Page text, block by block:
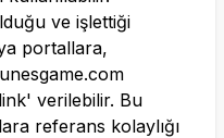
ve işlettiği
portallara,
verilebilir. Bu
referans kolaylığı